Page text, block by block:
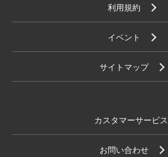
利用規約
イベント
サイトマップ
カスタマーサービス
お問い合わせ